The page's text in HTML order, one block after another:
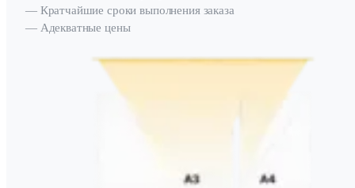
— Кратчайшие сроки выполнения заказа
— Адекватные цены